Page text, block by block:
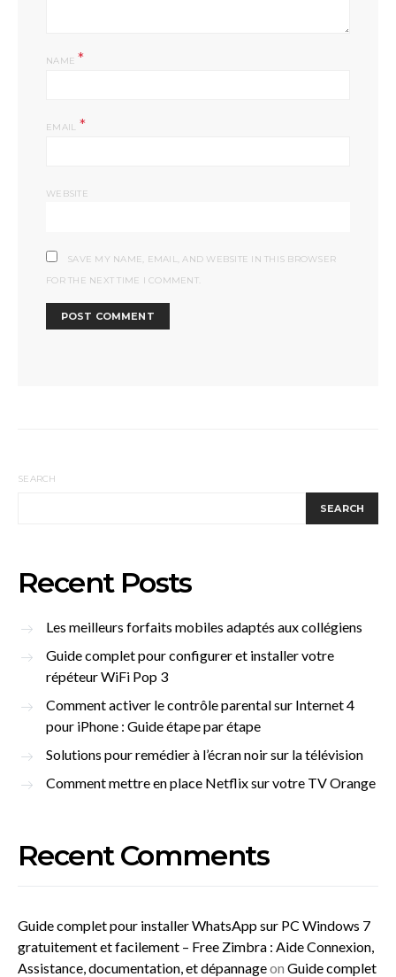
NAME *
EMAIL *
WEBSITE
SAVE MY NAME, EMAIL, AND WEBSITE IN THIS BROWSER
FOR THE NEXT TIME I COMMENT.
SEARCH
SEARCH
Recent Posts
Les meilleurs forfaits mobiles adaptés aux collégiens
Guide complet pour configurer et installer votre
répéteur WiFi Pop 3
Comment activer le contrôle parental sur Internet 4
pour iPhone : Guide étape par étape
Solutions pour remédier à l’écran noir sur la télévision
Comment mettre en place Netflix sur votre TV Orange
Recent Comments
Guide complet pour installer WhatsApp sur PC Windows 7
gratuitement et facilement – Free Zimbra : Aide Connexion,
Assistance, documentation, et dépannageon Guide complet